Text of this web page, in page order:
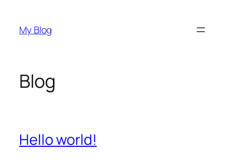
treściMy Blog
Blog
Hello world!